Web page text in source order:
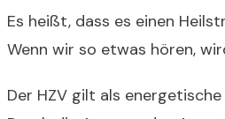
Es heißt, dass es einen
Wenn wir so etwas hören,
Der HZV gilt als